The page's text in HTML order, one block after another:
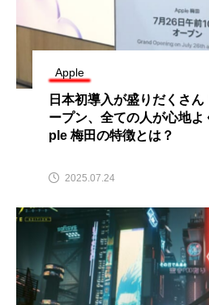
Apple
日本初導入が盛りだくさん
ープン、全ての人が心地
ple 梅田の特徴とは？
2025.07.24